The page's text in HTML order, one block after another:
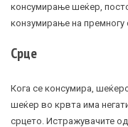
консумирање шеќер,
конзумирање на премногу
Срце
Кога се консумира,
шеќер во крвта има
срцето. Истражувачите